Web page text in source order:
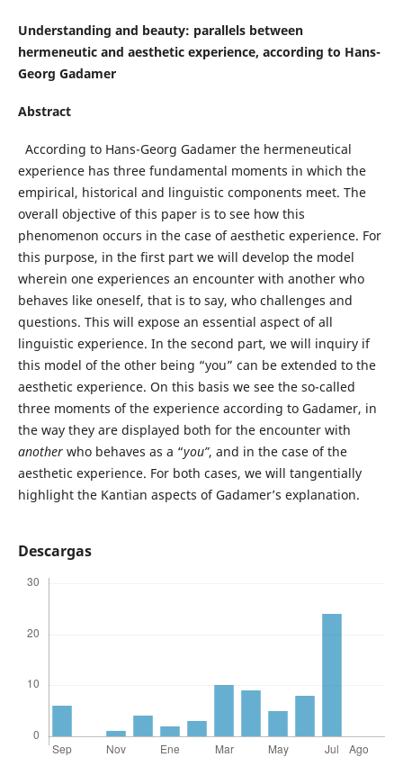
Understanding and beauty: parallels between
hermeneutic and aesthetic experience, according to Hans-
Georg Gadamer
Abstract
According to Hans-Georg Gadamer the hermeneutical
experience has three fundamental moments in which the
empirical, historical and linguistic components meet. The
overall objective of this paper is to see how this
phenomenon occurs in the case of aesthetic experience. For
this purpose, in the first part we will develop the model
wherein one experiences an encounter with another who
behaves like oneself, that is to say, who challenges and
questions. This will expose an essential aspect of all
linguistic experience. In the second part, we will inquiry if
this model of the other being “you” can be extended to the
aesthetic experience. On this basis we see the so-called
three moments of the experience according to Gadamer, in
the way they are displayed both for the encounter with
anotherwho behaves as a “you”, and in the case of the
aesthetic experience. For both cases, we will tangentially
highlight the Kantian aspects of Gadamer’s explanation.
Descargas